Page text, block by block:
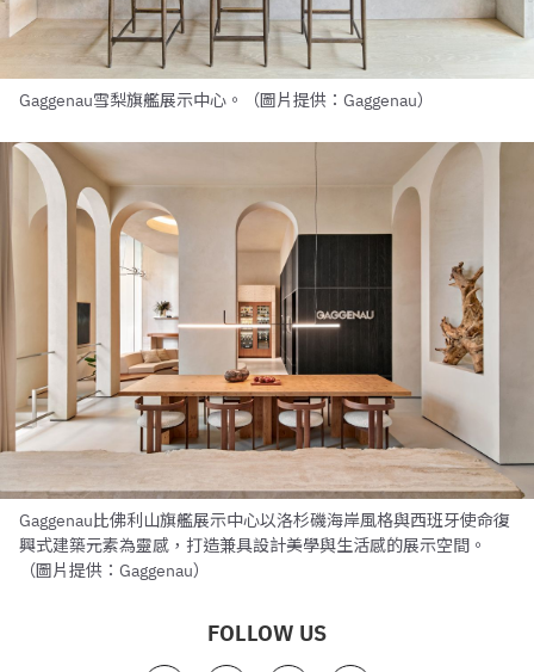
Gaggenau雪梨旗艦展示中心。（圖片提供：Gaggenau）
Gaggenau比佛利山旗艦展示中心以洛杉磯海岸風格與西班牙使命復
興式建築元素為靈感，打造兼具設計美學與生活感的展示空間。
（圖片提供：Gaggenau）
FOLLOW US